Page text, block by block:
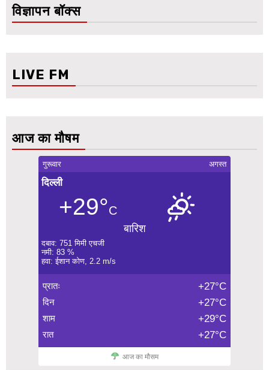
विज्ञापन बॉक्स
LIVE FM
आज का मौषम
गुरूवार अगस्त
दिल्ली
+29°C
बारिश
दबाव: 751 मिमी एचजी
नमी: 83 %
हवा: ईशान कोण, 2.2 m/s
प्रातः +27°C
दिन +27°C
शाम +29°C
रात +27°C
आज का मौसम